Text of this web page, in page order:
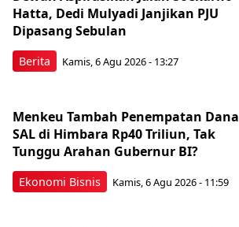
Berita
Hatta, Dedi Mulyadi Janjikan PJU
Dipasang Sebulan
Kamis, 6 Agu 2026 - 13:27
Ekonomi Bisnis
Menkeu Tambah Penempatan Dana
SAL di Himbara Rp40 Triliun, Tak
Tunggu Arahan Gubernur BI?
Kamis, 6 Agu 2026 - 11:59